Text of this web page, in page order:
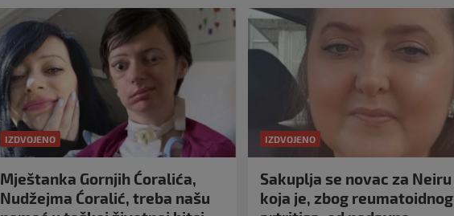
IZDVOJENO
Mještanka Gornjih Ćoralića,
Nudžejma Ćoralić, treba našu
IZDVOJENO
Sakuplja se novac za Neiru
koja je, zbog reumatoidnog